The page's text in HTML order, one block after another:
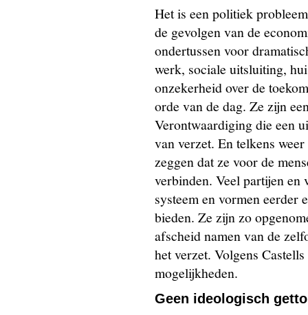
Het is een politiek
de gevolgen van de
ondertussen voor
werk, sociale uitsluiting,
onzekerheid over de
orde van de dag. Ze zijn
Verontwaardiging die een
van verzet. En telkens
zeggen dat ze voor de
verbinden. Veel partijen en
systeem en vormen eerder
bieden. Ze zijn zo
afscheid namen van de
het verzet. Volgens
mogelijkheden.
Geen ideologisch getto